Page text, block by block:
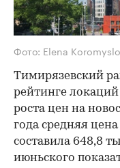
Фото: Elena
Тимирязевский
рейтинге
роста цен на
года средняя
составила 648,8
июньского